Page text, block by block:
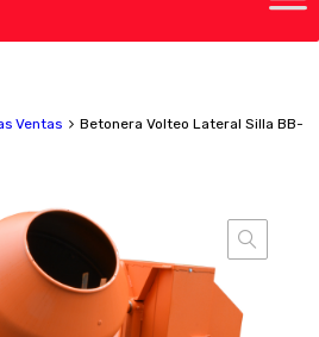
Ventas
Betonera Volteo Lateral Silla BB-